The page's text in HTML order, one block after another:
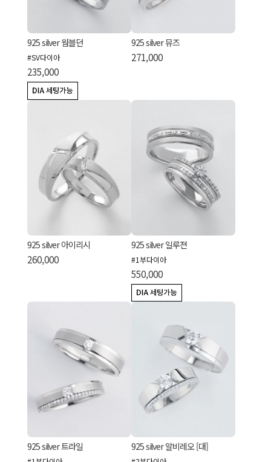
925 silver 웜블던
#SV다이아
235,000
925 silver 뮤즈
271,000
925 silver 아이리시
260,000
925 silver 일루젼
#1부다이아
550,000
925 silver 트라일 925 silver 알비레오 [대]